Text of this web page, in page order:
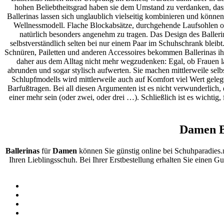
hohen Beliebtheitsgrad haben sie dem Umstand zu verdanken,
Ballerinas lassen sich unglaublich vielseitig kombinieren und
Wellnessmodell. Flache Blockabsätze, durchgehende
natürlich besonders angenehm zu tragen. Das Design des
selbstverständlich selten bei nur einem Paar im Schuhschrank
Schnüren, Pailetten und anderen Accessoires bekommen
daher aus dem Alltag nicht mehr wegzudenken: Egal, ob
abrunden und sogar stylisch aufwerten. Sie machen mittlerweile
Schlupfmodells wird mittlerweile auch auf Komfort viel Wert
Barfußtragen. Bei all diesen Argumenten ist es nicht
einer mehr sein (oder zwei, oder drei …). Schließlich ist es wichtig,
Damen
Ballerinas fürDamen können Sie günstig online bei
Ihren Lieblingsschuh. Bei Ihrer Erstbestellung erhalten Sie einen